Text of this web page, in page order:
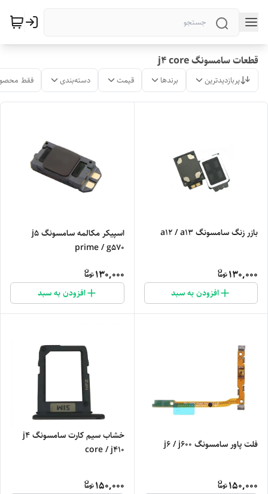
قطعات سامسونگ j4 core
پربازدیدترین برندها قیمت دسته‌بندی فقط
بازر زنگ سامسونگ a12 / a13
130,000
افزودن به سبد
اسپیکر مکالمه سامسونگ j5
prime / g570
130,000
افزودن به سبد
فلت پاور سامسونگ j6 / j600
150,000
خشاب سیم کارت سامسونگ j4
core / j410
150,000